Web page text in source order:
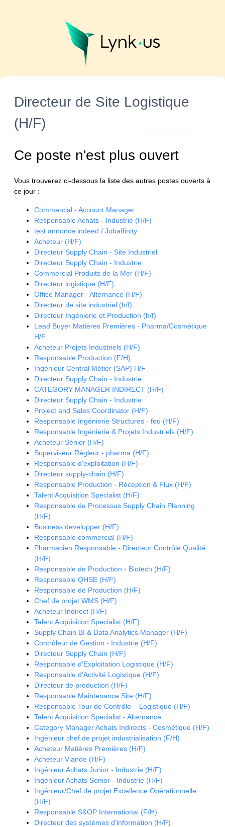
Directeur de Site Logistique
(H/F)
Ce poste n'est plus ouvert
Vous trouverez ci-dessous la liste des autres postes ouverts à
ce jour :
Commercial - Account Manager
Responsable Achats - Industrie (H/F)
test annonce indeed / Jobaffinity
Acheteur (H/F)
Directeur Supply Chain - Site Industriel
Directeur Supply Chain - Industrie
Commercial Produits de la Mer (H/F)
Directeur logistique (H/F)
Office Manager - Alternance (H/F)
Directeur de site industriel (h/f)
Directeur Ingénierie et Production (h/f)
Lead Buyer Matières Premières - Pharma/Cosmétique
H/F
Acheteur Projets Industriels (H/F)
Responsable Production (F/H)
Ingénieur Central Métier (SAP) H/F
Directeur Supply Chain - Industrie
CATEGORY MANAGER INDIRECT (H/F)
Directeur Supply Chain - Industrie
Project and Sales Coordinator (H/F)
Responsable Ingénierie Structures - feu (H/F)
Responsable Ingénierie & Projets Industriels (H/F)
Acheteur Sénior (H/F)
Superviseur Régleur - pharma (H/F)
Responsable d'exploitation (H/F)
Directeur supply-chain (H/F)
Responsable Production - Réception & Flux (H/F)
Talent Acquisition Specialist (H/F)
Responsable de Processus Supply Chain Planning
(H/F)
Business developper (H/F)
Responsable commercial (H/F)
Pharmacien Responsable - Directeur Contrôle Qualité
(H/F)
Responsable de Production - Biotech (H/F)
Responsable QHSE (H/F)
Responsable de Production (H/F)
Chef de projet WMS (H/F)
Acheteur Indirect (H/F)
Talent Acquisition Specialist (H/F)
Supply Chain BI & Data Analytics Manager (H/F)
Contrôleur de Gestion - Industrie (H/F)
Directeur Supply Chain (H/F)
Responsable d'Exploitation Logistique (H/F)
Responsable d'Activité Logistique (H/F)
Directeur de production (H/F)
Responsable Maintenance Site (H/F)
Responsable Tour de Contrôle – Logistique (H/F)
Talent Acquisition Specialist - Alternance
Category Manager Achats Indirects - Cosmétique (H/F)
Ingénieur chef de projet industrialisation (F/H)
Acheteur Matières Premières (H/F)
Acheteur Viande (H/F)
Ingénieur Achats Junior - Industrie (H/F)
Ingénieur Achats Senior - Industrie (H/F)
Ingénieur/Chef de projet Excellence Opérationnelle
(H/F)
Responsable S&OP International (F/H)
Directeur des systèmes d'information (H/F)